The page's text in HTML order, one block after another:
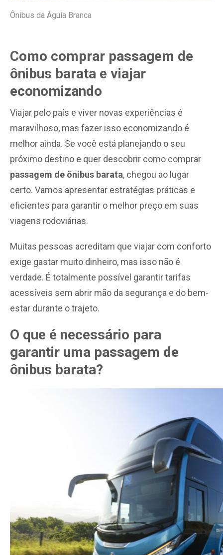
Ônibus da Águia Branca
Como comprar passagem de
ônibus barata e viajar
economizando
Viajar pelo país e viver novas experiências é
maravilhoso, mas fazer isso economizando é
melhor ainda. Se você está planejando o seu
próximo destino e quer descobrir como comprar
passagem de ônibus barata, chegou ao lugar
certo. Vamos apresentar estratégias práticas e
eficientes para garantir o melhor preço em suas
viagens rodoviárias.
Muitas pessoas acreditam que viajar com conforto
exige gastar muito dinheiro, mas isso não é
verdade. É totalmente possível garantir tarifas
acessíveis sem abrir mão da segurança e do bem-
estar durante o trajeto.
O que é necessário para
garantir uma passagem de
ônibus barata?